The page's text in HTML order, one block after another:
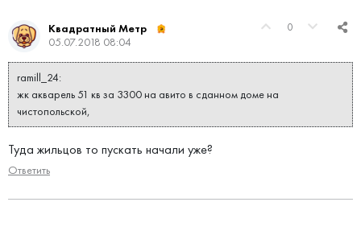
0
Квадратный Метр
05.07.2018 08:04
ramill_24:
жк акварель 51 кв за 3300 на авито в сданном доме на
чистопольской,
Туда жильцов то пускать начали уже?
Ответить